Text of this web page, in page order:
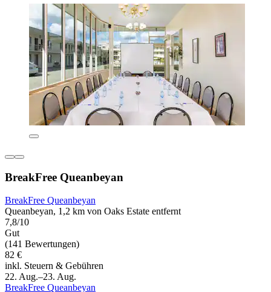
BreakFree Queanbeyan
BreakFree Queanbeyan
Queanbeyan, 1,2 km von Oaks Estate entfernt
7,8/10
Gut
(141 Bewertungen)
82 €
inkl. Steuern & Gebühren
22. Aug.–23. Aug.
BreakFree Queanbeyan